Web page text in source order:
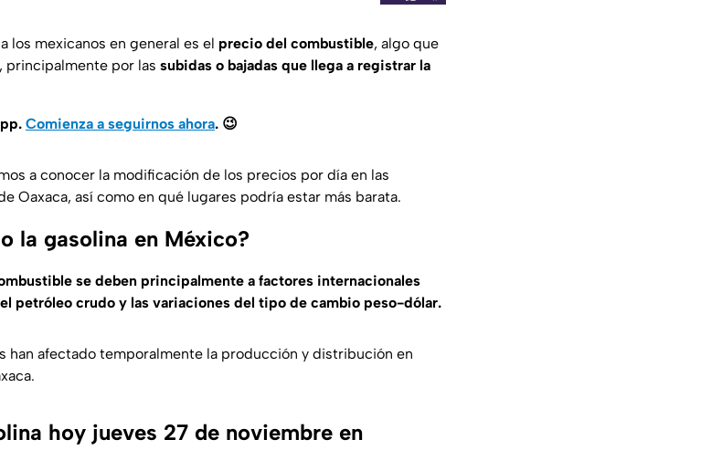
los mexicanos en general es el precio del combustible, algo que
principalmente por las subidas o bajadas que llega a registrar la
Comienza a seguirnos ahora. 😉
a conocer la modificación de los precios por día en las
Oaxaca, así como en qué lugares podría estar más barata.
la gasolina en México?
se deben principalmente a factores internacionales
petróleo crudo y las variaciones del tipo de cambio peso-dólar.
han afectado temporalmente la producción y distribución en
hoy jueves 27 de noviembre en